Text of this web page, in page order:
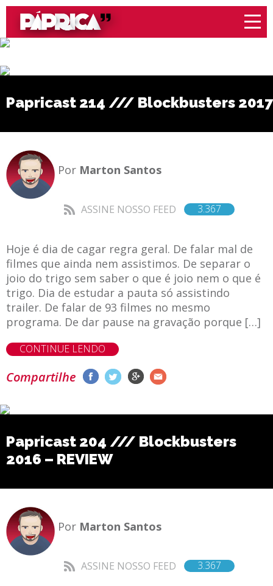
Papricast 214 /// Blockbusters 2017
Por Marton Santos
ASSINE NOSSO FEED 3.367
Hoje é dia de cagar regra geral. De falar mal de
filmes que ainda nem assistimos. De separar o
joio do trigo sem saber o que é joio nem o que é
trigo. Dia de estudar a pauta só assistindo
trailer. De falar de 93 filmes no mesmo
programa. De dar pause na gravação porque […]
CONTINUE LENDO
Compartilhe
Papricast 204 /// Blockbusters
2016 – REVIEW
Por Marton Santos
ASSINE NOSSO FEED 3.367